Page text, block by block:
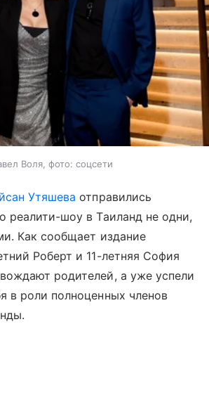
Воля, фото: соцсети
Утяшева отправились
реалити-шоу в Таиланд не одни,
Как сообщает издание
Роберт и 11-летняя София
родителей, а уже успели
в роли полноценных членов